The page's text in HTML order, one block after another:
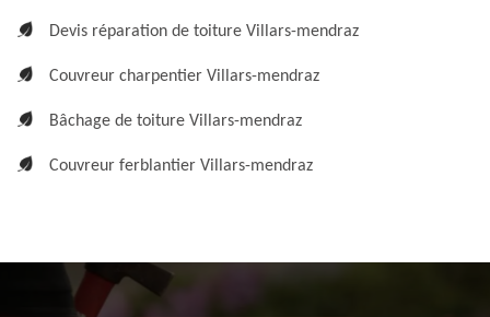
Devis réparation de toiture Villars-mendraz
Couvreur charpentier Villars-mendraz
Bâchage de toiture Villars-mendraz
Couvreur ferblantier Villars-mendraz